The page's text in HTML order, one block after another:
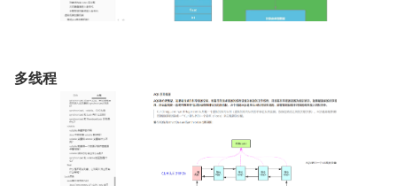
多线程